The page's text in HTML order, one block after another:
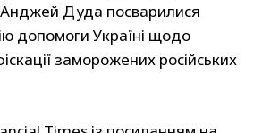
Дуда посварилися
допомоги Україні щодо
заморожених російських